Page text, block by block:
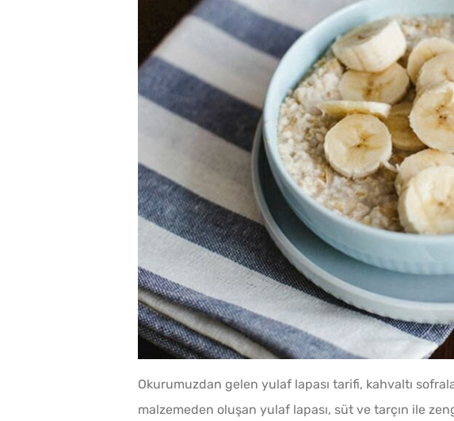
Okurumuzdan gelen yulaf lapası tarifi, kahvaltı
malzemeden oluşan yulaf lapası, süt ve tarçın ile